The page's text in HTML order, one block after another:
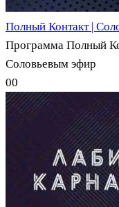
Полный Контакт |
Программа Полный
Соловьевым эфир
00